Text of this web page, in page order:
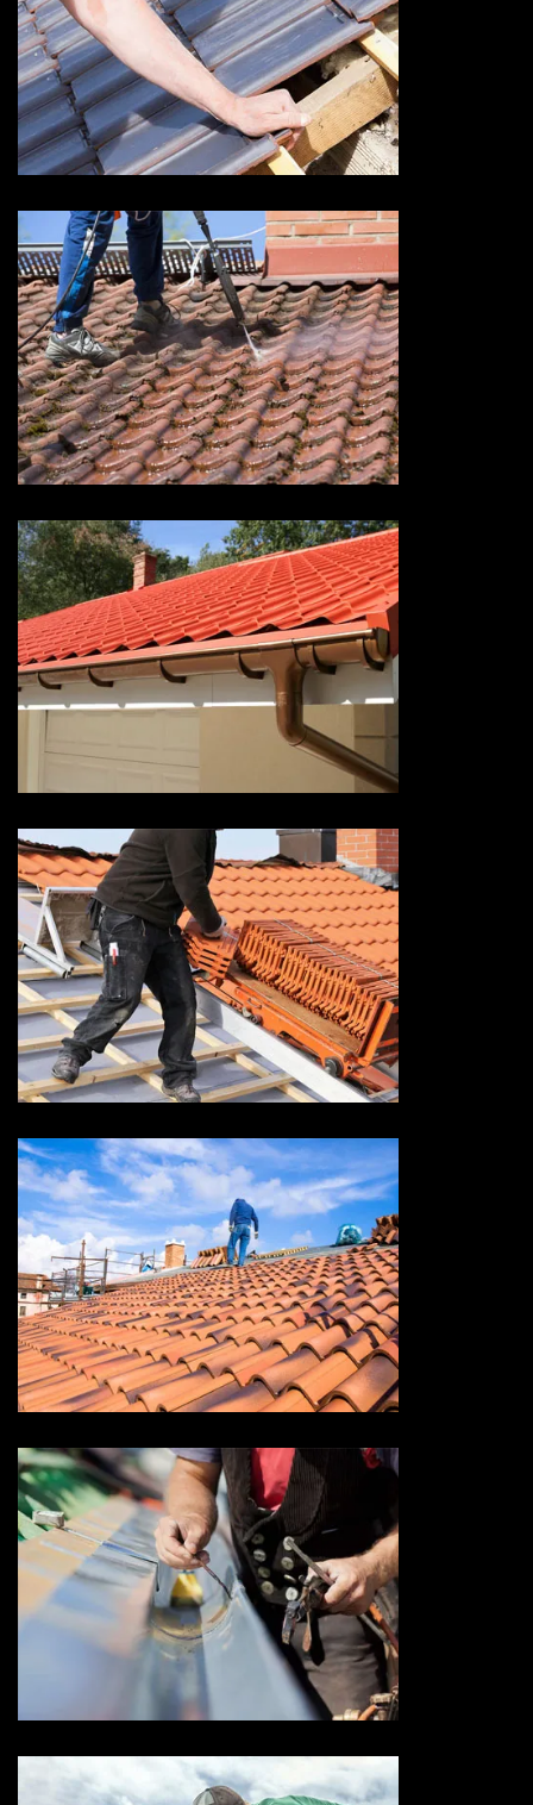
Devis fuite de toiture 73
Savoie
Devis nettoyage de toiture 73
Savoie
Devis pose de gouttière 73
Devis réparation de toiture 73
Savoie
Devis toiture 73 Savoie
Devis zingueur 73 Savoie